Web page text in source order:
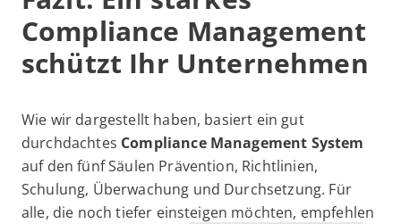
Compliance Management
schützt Ihr Unternehmen
Wie wir dargestellt haben, basiert ein gut
durchdachtes Compliance Management System
auf den fünf Säulen Prävention, Richtlinien,
Schulung, Überwachung und Durchsetzung. Für
alle, die noch tiefer einsteigen möchten, empfehlen